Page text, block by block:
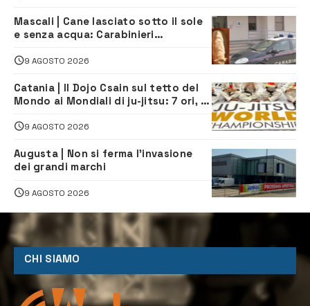
Mascali | Cane lasciato sotto il sole
e senza acqua: Carabinieri
9 AGOSTO 2026
Catania | Il Dojo Csain sul tetto del
Mondo ai Mondiali di ju-jitsu: 7 ori, 4
9 AGOSTO 2026
Augusta | Non si ferma l’invasione
dei grandi marchi
9 AGOSTO 2026
CHI SIAMO